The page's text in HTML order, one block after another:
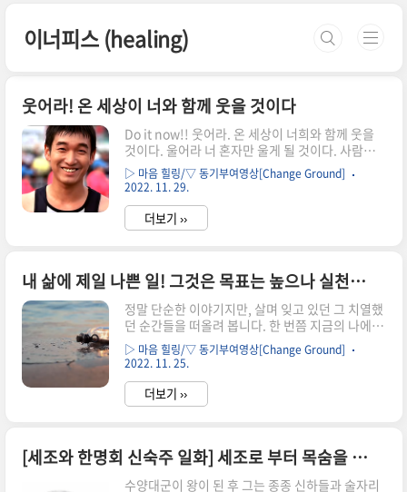
이너피스 (healing)
웃어라! 온 세상이 너와 함께 웃을 것이다
Do it now!! 웃어라. 온 세상이 너희와 함께 웃을
것이다. 울어라 너 혼자만 울게 될 것이다. 사람들
은 어떤 일을 시작할때 주변 사람들에게 제일 먼저
그 일이 얼마나 어려운지에 대해 설명하려고 해요.
이 안 되려고. 20~30대 젊은 청년들은 이런 얘길
해요. "원장님 지금 제가 하고 일이 제 가슴을 뛰게
을 때까지 찾아봐라. 찾아지나!!" 마음이 중요한게
어요. 여러분들이 안되는 이유는 딱 하나에요. 여러
분들은 잘 안 변해요. 원래 인간은 잘 안 변해요. 참
안 변해요. 어떻게? 라는 이 세글..
▷ 마음 힐링/▽ 동기부여영상[Change Ground]
2022. 11. 29.
더보기 ››
내 삶에 제일 나쁜 일! 그것은 목표는 높으나 실천하지 않는 것 일거에요
정말 단순한 이야기지만, 살며 잊고 있던 그 치열했
던 순간들을 떠올려 봅니다. 한 번쯤 지금의 나에게
도 던져주고 싶은 메세지네요!! 잠을 줄여가면서 했
던 시절...!! 절대 단 하루도 놓치지 마라. 내일부터
오늘 해야 할 일을 다 못지우면 자지 마십시오. 아니
면 대학을 포기하거나, 아니면 목표를 낮추거나, 인
럼 불행한 인생이 어디있습니까? 평생 고통스럽게
산다고! 차라리 목표를 낮춰버리라고! 그러면 인생
▷ 마음 힐링/▽ 동기부여영상[Change Ground]
2022. 11. 25.
더보기 ››
[세조와 한명회 신숙주 일화] 세조로 부터 목숨을 구한 한명회의 민첩함!!
수양대군이 왕이 된 후 그는 종종 신하들과 술자리